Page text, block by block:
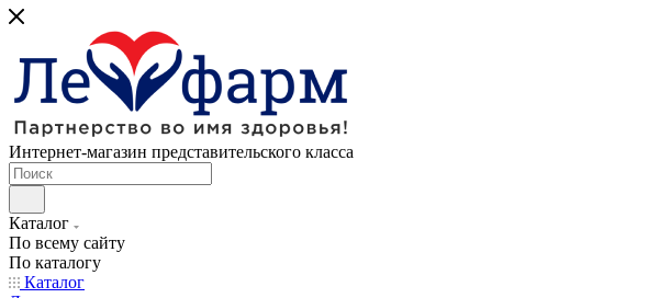
Интернет-магазин представительского класса
Каталог
По всему сайту
По каталогу
Каталог